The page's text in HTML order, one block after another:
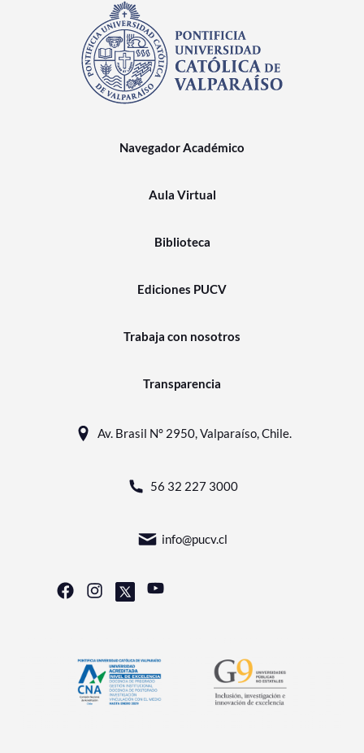
Navegador Académico
Aula Virtual
Biblioteca
Ediciones PUCV
Trabaja con nosotros
Transparencia
Av. Brasil N° 2950, Valparaíso, Chile.
56 32 227 3000
info@pucv.cl